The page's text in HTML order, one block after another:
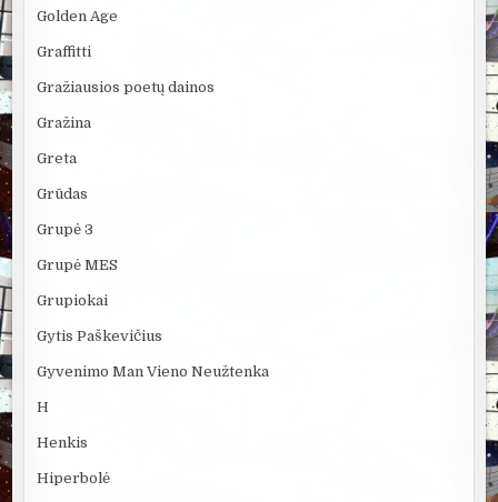
Golden Age
Graffitti
Gražiausios poetų dainos
Gražina
Greta
Grūdas
Grupė 3
Grupė MES
Grupiokai
Gytis Paškevičius
Gyvenimo Man Vieno Neužtenka
H
Henkis
Hiperbolė